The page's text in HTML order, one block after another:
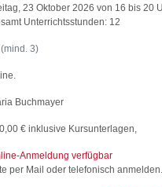
23 Oktober 2026 von 16 bis 20
Unterrichtsstunden: 12
3)
Buchmayer
€ inklusive Kursunterlagen,
Anmeldung verfügbar
per Mail oder telefonisch anmelden.